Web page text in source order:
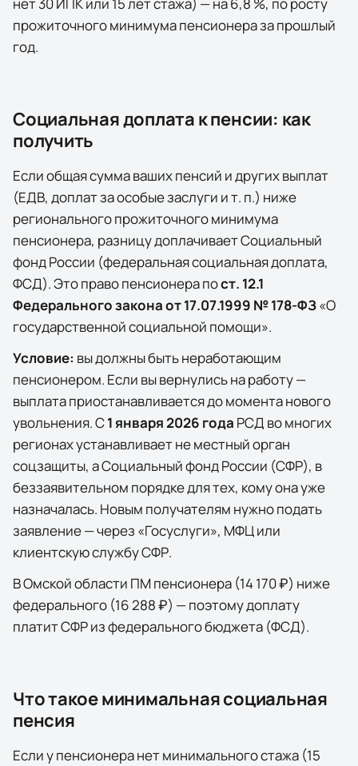
прожиточного минимума пенсионера за прошлый
год.
Социальная доплата к пенсии: как
получить
Если общая сумма ваших пенсий и других выплат
(ЕДВ, доплат за особые заслуги и т. п.) ниже
регионального прожиточного минимума
пенсионера, разницу доплачиваетСоциальный
фонд России (федеральная социальная доплата,
ФСД). Это право пенсионера пост. 12.1
Федерального закона от 17.07.1999 № 178-ФЗ«О
государственной социальной помощи».
Условие: вы должны быть неработающим
пенсионером. Если вы вернулись на работу —
выплата приостанавливается до момента нового
увольнения. С1 января 2026 года РСД во многих
регионах устанавливает не местный орган
соцзащиты, а Социальный фонд России (СФР), в
беззаявительном порядке для тех, кому она уже
назначалась. Новым получателям нужно подать
заявление — через «Госуслуги», МФЦ или
клиентскую службу СФР.
ВОмской области ПМ пенсионера (14 170 ₽) ниже
федерального (16 288 ₽) — поэтому доплату
платит СФР из федерального бюджета (ФСД).
Что такое минимальная социальная
пенсия
Если у пенсионера нет минимального стажа (15